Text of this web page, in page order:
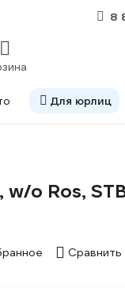
8
Для юрлиц
o Ros,
Сравнить